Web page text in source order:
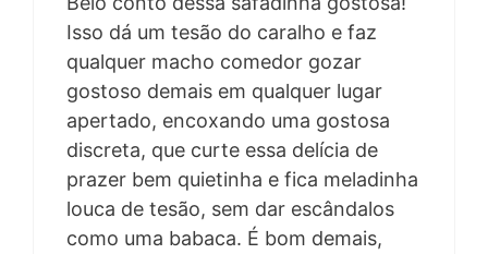
Isso dá um tesão do caralho e faz
qualquer macho comedor gozar
gostoso demais em qualquer lugar
apertado, encoxando uma gostosa
discreta, que curte essa delícia de
prazer bem quietinha e fica meladinha
louca de tesão, sem dar escândalos
como uma babaca. É bom demais,